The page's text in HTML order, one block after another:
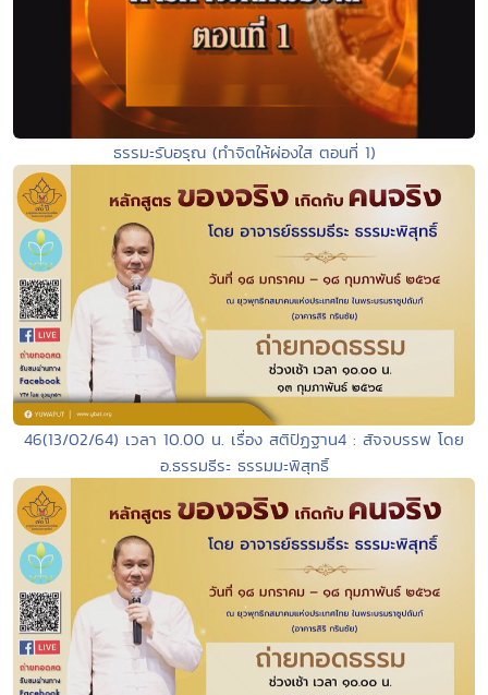
ธรรมะรับอรุณ (ทำจิตให้ผ่องใส ตอนที่ 1)
46(13/02/64) เวลา 10.00 น. เรื่อง สติปัฏฐาน4 : สัจจบรรพ โดย
อ.ธรรมธีระ ธรรมมะพิสุทธิ์